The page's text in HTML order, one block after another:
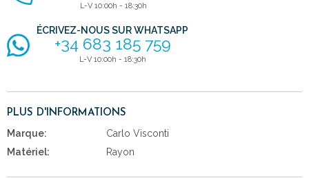
L-V 10:00h - 18:30h
ÉCRIVEZ-NOUS SUR WHATSAPP
+34 683 185 759
L-V 10:00h - 18:30h
PLUS D'INFORMATIONS
Marque:
Carlo Visconti
Matériel:
Rayon